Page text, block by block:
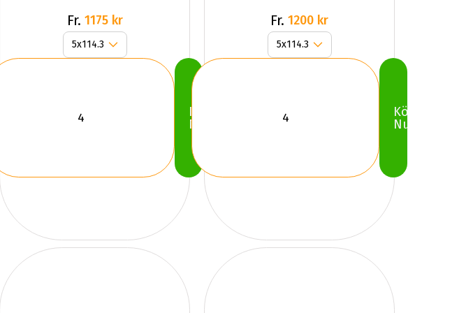
Grey
Fr. 1175 kr
Köp
Nu
Fr. 1200 kr
Köp
Nu